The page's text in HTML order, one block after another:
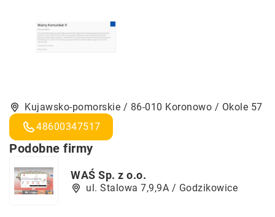
Kujawsko-pomorskie / 86-010 Koronowo / Okole 57
48600347517
Podobne firmy
WAŚ Sp. z o.o.
ul. Stalowa 7,9,9A / Godzikowice